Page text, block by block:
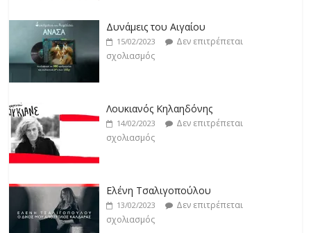
19/02/2023
Δεν επιτρέπεται
σχολιασμός
19/02/2023
Δεν επιτρέπεται
σχολιασμός
Λουκιανός Κηλαηδόνης
14/02/2023
Δεν επιτρέπεται
σχολιασμός
Ελένη Τσαλιγοπούλου
13/02/2023
Δεν επιτρέπεται
σχολιασμός
Αγγέλω Σφέτσου
09/02/2023
Δεν επιτρέπεται
σχολιασμός